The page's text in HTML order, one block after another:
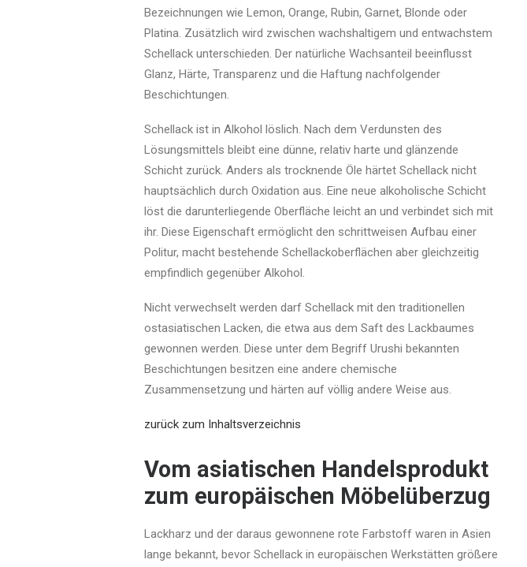
Bezeichnungen wie Lemon, Orange, Rubin, Garnet, Blonde oder
Platina. Zusätzlich wird zwischen wachshaltigem und entwachstem
Schellack unterschieden. Der natürliche Wachsanteil beeinflusst
Glanz, Härte, Transparenz und die Haftung nachfolgender
Beschichtungen.
Schellack ist in Alkohol löslich. Nach dem Verdunsten des
Lösungsmittels bleibt eine dünne, relativ harte und glänzende
Schicht zurück. Anders als trocknende Öle härtet Schellack nicht
hauptsächlich durch Oxidation aus. Eine neue alkoholische Schicht
löst die darunterliegende Oberfläche leicht an und verbindet sich mit
ihr. Diese Eigenschaft ermöglicht den schrittweisen Aufbau einer
Politur, macht bestehende Schellackoberflächen aber gleichzeitig
empfindlich gegenüber Alkohol.
Nicht verwechselt werden darf Schellack mit den traditionellen
ostasiatischen Lacken, die etwa aus dem Saft des Lackbaumes
gewonnen werden. Diese unter dem Begriff Urushi bekannten
Beschichtungen besitzen eine andere chemische
Zusammensetzung und härten auf völlig andere Weise aus.
zurück zum Inhaltsverzeichnis
Vom asiatischen Handelsprodukt
zum europäischen Möbelüberzug
Lackharz und der daraus gewonnene rote Farbstoff waren in Asien
lange bekannt, bevor Schellack in europäischen Werkstätten größere